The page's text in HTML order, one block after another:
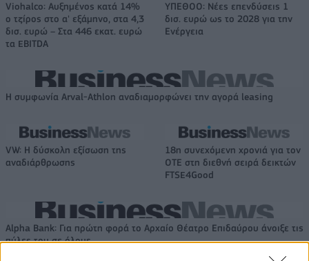
Viohalco: Αυξημένος κατά 14%
ο τζίρος στο α' εξάμηνο, στα 4,3
δισ. ευρώ – Στα 446 εκατ. ευρώ
τα EBITDA
ΥΠΕΘΟΟ: Νέες επενδύσεις 1
δισ. ευρώ ως το 2028 για την
Ενέργεια
Η συμφωνία Arval-Athlon αναδιαμορφώνει την αγορά leasing
VW: Η δύσκολη εξίσωση της
αναδιάρθρωσης
18η συνεχόμενη χρονιά για τον
ΟΤΕ στη διεθνή σειρά δεικτών
FTSE4Good
Alpha Bank: Για πρώτη φορά το Αρχαίο Θέατρο Επιδαύρου άνοιξε τις
πύλες του σε όλους